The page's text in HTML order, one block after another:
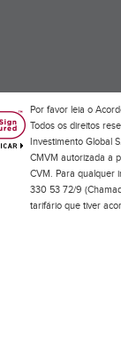
Por favor leia o
Todos os direitos
Investimento Global
CMVM autorizada a
CVM. Para qualquer
330 53 72/9
tarifário que tiver